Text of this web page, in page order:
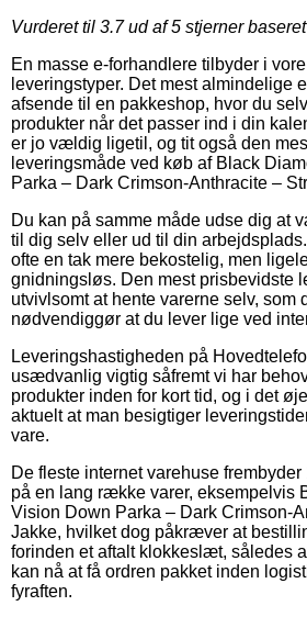
Vurderet til 3.7ud af 5 stjerner
En masse e-forhandlere tilbyder i
leveringstyper. Det mest almindelige
afsende til en pakkeshop, hvor du
produkter når det passer ind i din
er jo vældig ligetil, og tit også den
leveringsmåde ved køb af Black
Parka – Dark Crimson-Anthracite –
Du kan på samme måde udse dig at
til dig selv eller ud til din
ofte en tak mere bekostelig, men
gnidningsløs. Den mest prisbevidste
utvivlsomt at hente varerne selv, som
nødvendiggør at du lever lige ved
Leveringshastigheden på
usædvanlig vigtig såfremt vi har
produkter inden for kort tid, og i det
aktuelt at man besigtiger
vare.
De fleste internet varehuse
på en lang række varer, eksempelvis
Vision Down Parka – Dark Crimson-
Jakke, hvilket dog påkræver at
forinden et aftalt klokkeslæt, således
kan nå at få ordren pakket inden
fyraften.